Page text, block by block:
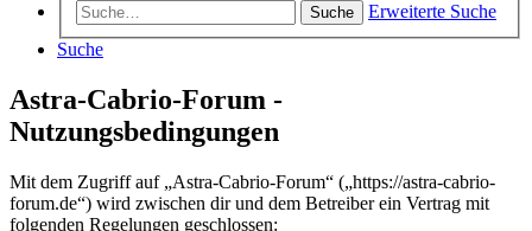
Suche
Erweiterte Suche
Suche
Astra-Cabrio-Forum -
Nutzungsbedingungen
Mit dem Zugriff auf „Astra-Cabrio-Forum“ („https://astra-cabrio-
forum.de“) wird zwischen dir und dem Betreiber ein Vertrag mit
folgenden Regelungen geschlossen: